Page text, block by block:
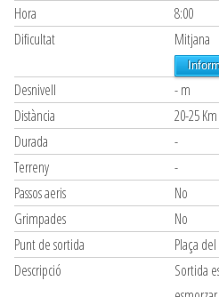
Hora
8:00
Dificultat
Mitjana
Desnivell
- m
Distància
20-25 Km
Durada
-
Terreny
-
Passos aeris
No
Grimpades
No
Punt de sortida
Plaça
Descripció
Sortida